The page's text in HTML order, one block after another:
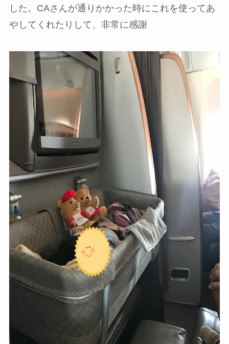
した。CAさんが通りかかった時にこれを使ってあ
やしてくれたりして、非常に感謝